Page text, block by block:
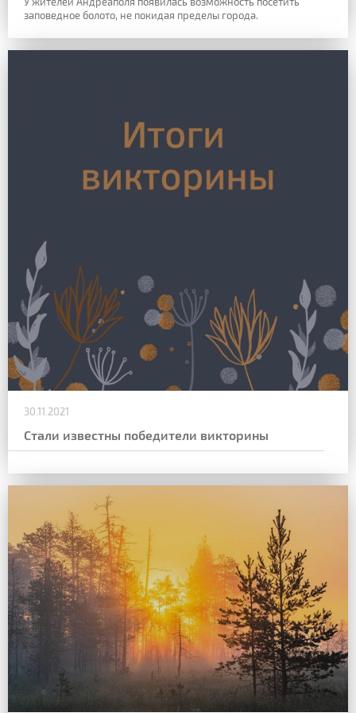
заповедное болото, не покидая пределы города.
30.11.2021
Стали известны победители викторины